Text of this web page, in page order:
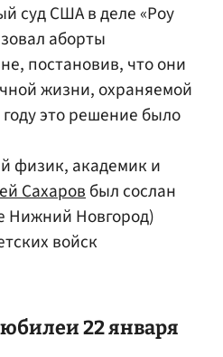
суд США в деле «Роу
аборты
постановив, что они
жизни, охраняемой
это решение было
физик, академик и
Сахаровбыл сослан
Нижний Новгород)
войск
22 января